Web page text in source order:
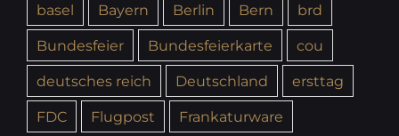
basel
Bayern Berlin Bern
brd
Bundesfeier
Bundesfeierkarte
cou
deutsches reich
Deutschland
ersttag
FDC
Flugpost
Frankaturware